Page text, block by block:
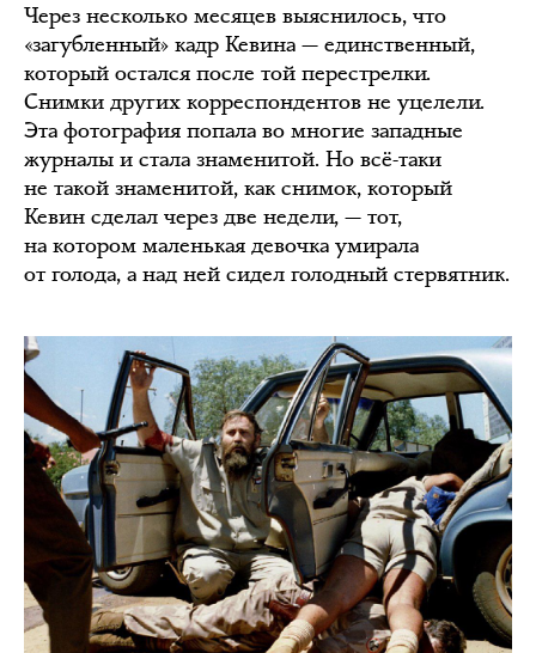
Через несколько месяцев выяснилось, что
«загубленный» кадр Кевина — единственный,
который остался после той перестрелки.
Снимки других корреспондентов не уцелели.
Эта фотография попала во многие западные
журналы и стала знаменитой. Но всё-таки
не такой знаменитой, как снимок, который
Кевин сделал через две недели, — тот,
на котором маленькая девочка умирала
от голода, а над ней сидел голодный стервятник.